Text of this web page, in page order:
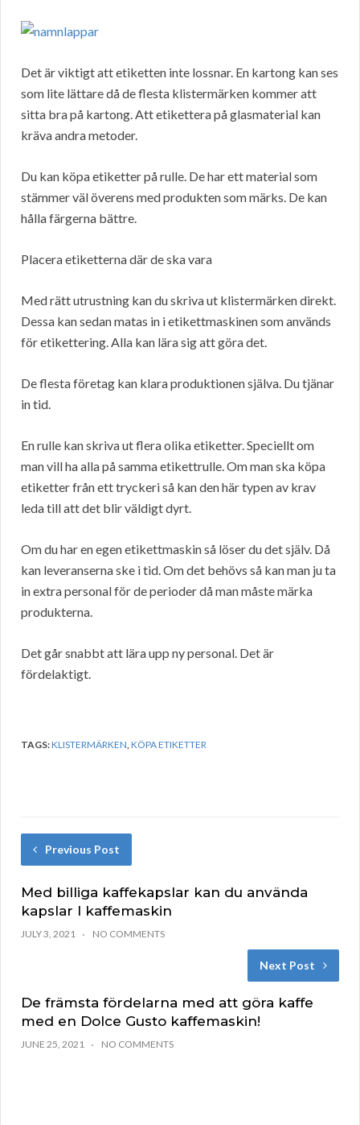
Det är viktigt att etiketten inte lossnar. En kartong kan ses
som lite lättare då de flesta klistermärken kommer att
sitta bra på kartong. Att etikettera på glasmaterial kan
kräva andra metoder.
Du kan köpa etiketter på rulle. De har ett material som
stämmer väl överens med produkten som märks. De kan
hålla färgerna bättre.
Placera etiketterna där de ska vara
Med rätt utrustning kan du skriva ut klistermärken direkt.
Dessa kan sedan matas in i etikettmaskinen som används
för etikettering. Alla kan lära sig att göra det.
De flesta företag kan klara produktionen själva. Du tjänar
in tid.
En rulle kan skriva ut flera olika etiketter. Speciellt om
man vill ha alla på samma etikettrulle. Om man ska köpa
etiketter från ett tryckeri så kan den här typen av krav
leda till att det blir väldigt dyrt.
Om du har en egen etikettmaskin så löser du det själv. Då
kan leveranserna ske i tid. Om det behövs så kan man ju ta
in extra personal för de perioder då man måste märka
produkterna.
Det går snabbt att lära upp ny personal. Det är
fördelaktigt.
TAGS:KLISTERMÄRKEN,KÖPA ETIKETTER
Previous Post
Med billiga kaffekapslar kan du använda
kapslar I kaffemaskin
JULY 3, 2021 NO COMMENTS
Next Post
De främsta fördelarna med att göra kaffe
med en Dolce Gusto kaffemaskin!
JUNE 25, 2021 NO COMMENTS